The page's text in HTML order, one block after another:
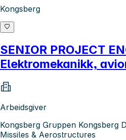
Kongsberg
SENIOR PROJECT
Elektromekanikk,
Arbeidsgiver
Kongsberg Gruppen Kongsberg
Missiles & Aerostructures